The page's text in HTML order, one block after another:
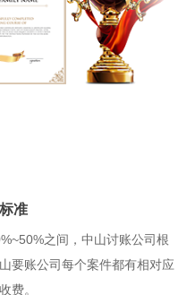
准
之间，中山讨账公司根
要账公司每个案件都有相对应
费。